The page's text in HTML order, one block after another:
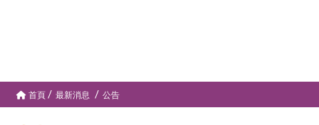
首頁 最新消息 公告